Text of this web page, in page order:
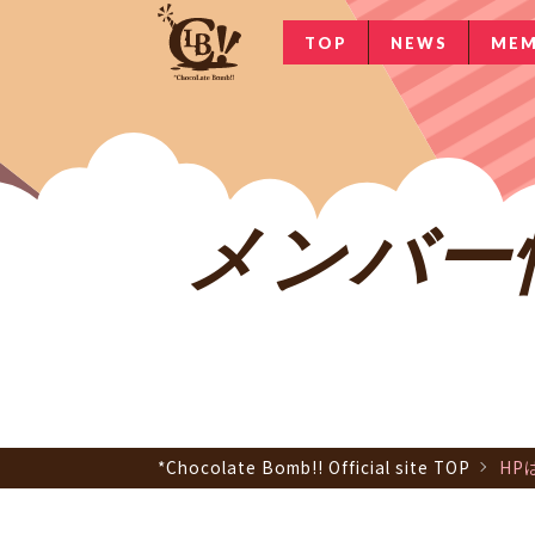
TOP NEWS
メンバ
*Chocolate Bomb!! Official site TOP HP